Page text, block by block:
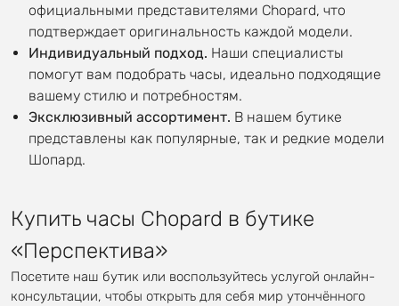
официальными представителями Chopard, что
подтверждает оригинальность каждой модели.
Индивидуальный подход. Наши специалисты
помогут вам подобрать часы, идеально подходящие
вашему стилю и потребностям.
Эксклюзивный ассортимент. В нашем бутике
представлены как популярные, так и редкие модели
Шопард.
Купить часы Chopard в бутике
«Перспектива»
Посетите наш бутик или воспользуйтесь услугой онлайн-
консультации, чтобы открыть для себя мир утончённого